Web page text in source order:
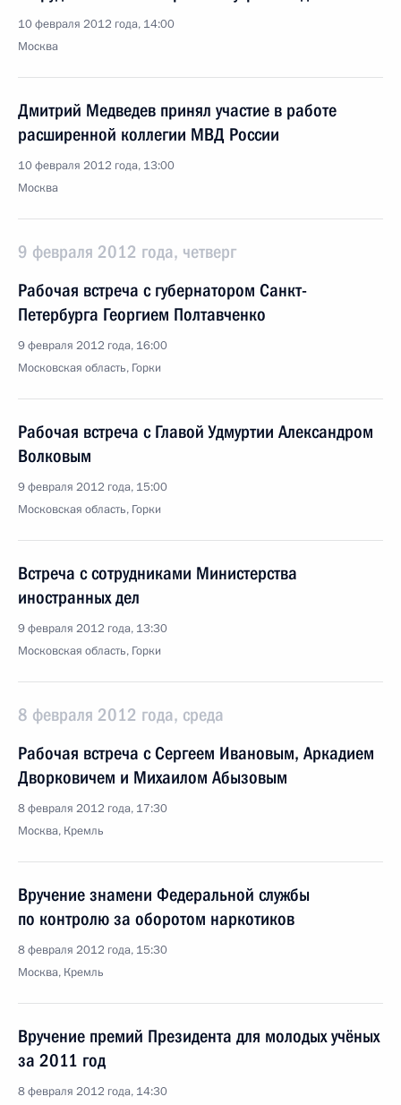
10 февраля 2012 года, 14:00
Москва
Дмитрий Медведев принял участие в работе
расширенной коллегии МВД России
10 февраля 2012 года, 13:00
Москва
9 февраля 2012 года, четверг
Рабочая встреча с губернатором Санкт-
Петербурга Георгием Полтавченко
9 февраля 2012 года, 16:00
Московская область, Горки
Рабочая встреча с Главой Удмуртии Александром
Волковым
9 февраля 2012 года, 15:00
Московская область, Горки
Встреча с сотрудниками Министерства
иностранных дел
9 февраля 2012 года, 13:30
Московская область, Горки
8 февраля 2012 года, среда
Рабочая встреча с Сергеем Ивановым, Аркадием
Дворковичем и Михаилом Абызовым
8 февраля 2012 года, 17:30
Москва, Кремль
Вручение знамени Федеральной службы
по контролю за оборотом наркотиков
8 февраля 2012 года, 15:30
Москва, Кремль
Вручение премий Президента для молодых учёных
за 2011 год
8 февраля 2012 года, 14:30